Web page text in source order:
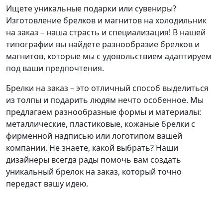
Ищете уникальные подарки или сувениры?
Изготовление брелков и магнитов на холодильник
на заказ – наша страсть и специализация! В нашей
типографии вы найдете разнообразие брелков и
магнитов, которые мы с удовольствием адаптируем
под ваши предпочтения.
Брелки на заказ – это отличный способ выделиться
из толпы и подарить людям нечто особенное. Мы
предлагаем разнообразные формы и материалы:
металлические, пластиковые, кожаные брелки с
фирменной надписью или логотипом вашей
компании. Не знаете, какой выбрать? Наши
дизайнеры всегда рады помочь вам создать
уникальный брелок на заказ, который точно
передаст вашу идею.